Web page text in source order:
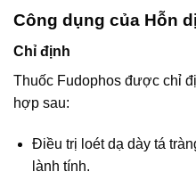
Công dụng của Hỗn
Chỉ định
Thuốc Fudophos được chỉ
hợp sau:
Điều trị loét dạ dày tá
lành tính.